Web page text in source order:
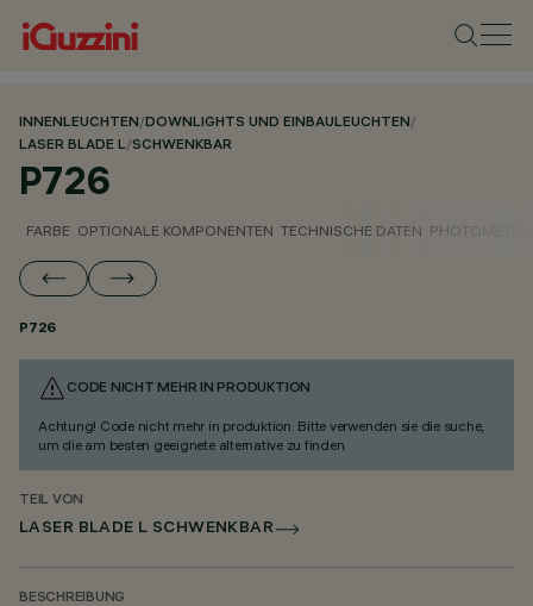
INNENLEUCHTEN/DOWNLIGHTS UND EINBAULEUCHTEN/
LASER BLADE L/SCHWENKBAR
P726
FARBE OPTIONALE KOMPONENTEN TECHNISCHE DATEN
P726
CODE NICHT MEHR IN PRODUKTION
Achtung! Code nicht mehr in produktion. Bitte verwenden sie die suche,
um die am besten geeignete alternative zu finden.
TEIL VON
LASER BLADE L SCHWENKBAR
BESCHREIBUNG